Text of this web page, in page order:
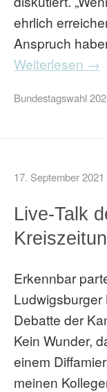
ehrlich
Anspruch
Weiterlesen →
Bundestagswahl
17. September 2021
Live-Talk
Erkennbar
Debatte der
Kein Wunder,
einem
meinen